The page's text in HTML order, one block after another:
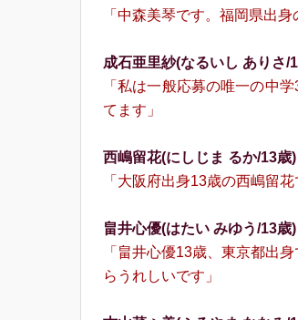
「中森美琴です。福岡県出
成⽯亜⾥紗(なるいし ありさ/
「私は一般応募の唯一の中
てます」
⻄嶋留花(にしじま るか/13歳)
「大阪府出身13歳の⻄嶋留
畠井⼼優(はたい みゆう/13歳)
「畠井⼼優13歳、東京都出
らうれしいです」